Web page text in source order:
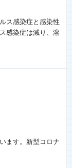
ス感染症と感染性
感染症は減り、溶
ます。新型コロナ